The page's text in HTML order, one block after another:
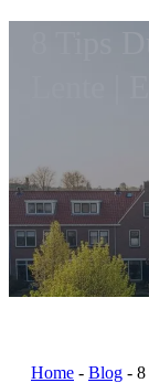
8 Tips
Lente |
Home - Blog - 8